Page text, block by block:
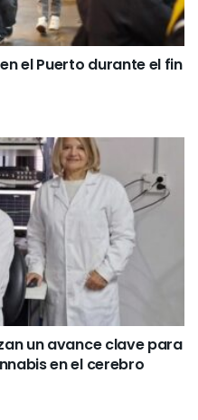
el Puerto durante el fin
un avance clave para
en el cerebro